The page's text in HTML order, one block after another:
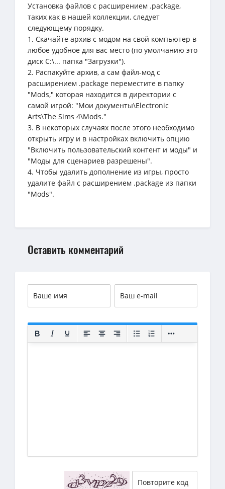
Установка файлов с расширением .package,
таких как в нашей коллекции, следует
следующему порядку.
1. Скачайте архив с модом на свой компьютер в
любое удобное для вас место (по умолчанию это
диск C:\... папка "Загрузки").
2. Распакуйте архив, а сам файл-мод с
расширением .package переместите в папку
"Mods," которая находится в директории с
самой игрой: "Мои документы\Electronic
Arts\The Sims 4\Mods."
3. В некоторых случаях после этого необходимо
открыть игру и в настройках включить опцию
"Включить пользовательский контент и моды" и
"Моды для сценариев разрешены".
4. Чтобы удалить дополнение из игры, просто
удалите файл с расширением .package из папки
"Mods".
Оставить комментарий